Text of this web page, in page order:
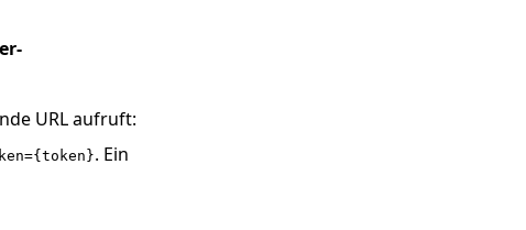
URL aufruft:
. Ein